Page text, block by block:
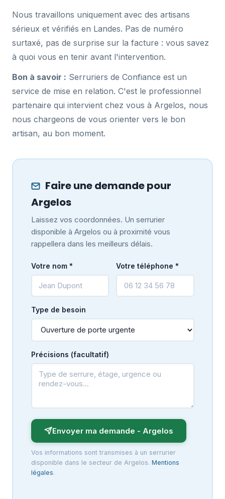
Nous travaillons uniquement avec des artisans
sérieux et vérifiés en Landes. Pas de numéro
surtaxé, pas de surprise sur la facture : vous savez
à quoi vous en tenir avant l'intervention.
Bon à savoir : Serruriers de Confiance est un
service de mise en relation. C'est le professionnel
partenaire qui intervient chez vous à Argelos, nous
nous chargeons de vous orienter vers le bon
artisan, au bon moment.
Faire une demande pour
Argelos
Laissez vos coordonnées. Un serrurier
disponible à Argelos ou à proximité vous
rappellera dans les meilleurs délais.
Votre nom * Votre téléphone *
Type de besoin
Précisions (facultatif)
Envoyer ma demande - Argelos
Vos informations sont transmises à un serrurier
disponible dans le secteur de Argelos. Mentions
légales.